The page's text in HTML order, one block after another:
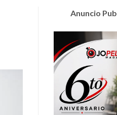
Anuncio